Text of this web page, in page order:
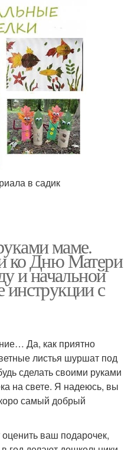
в садик
маме.
ко Дню Матери
и начальной
с
Да, как приятно
листья шуршат под
сделать своими руками
на свете. Я надеюсь, вы
самый добрый
ваш подарочек,